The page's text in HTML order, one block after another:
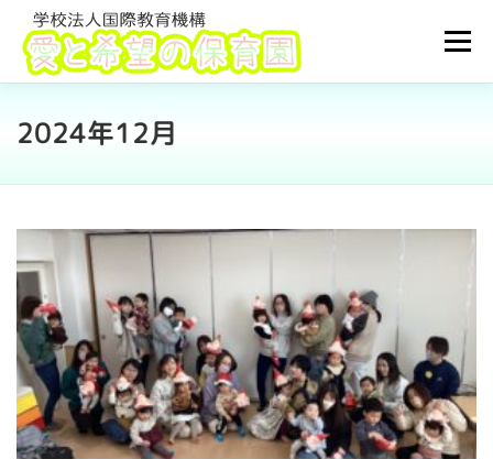
ン
キ
メニュ
TOP 園について
2024年12月